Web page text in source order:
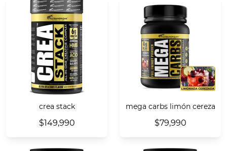
crea stack
$149,990
mega carbs limón cereza
$79,990